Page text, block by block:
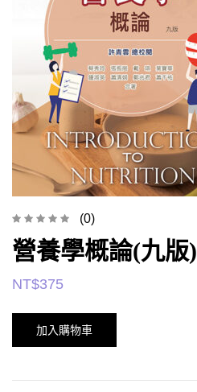
(0)
營養學概論(九版)
NT$375
加入購物車